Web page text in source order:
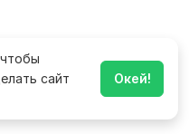
, чтобы
сайт
Окей!